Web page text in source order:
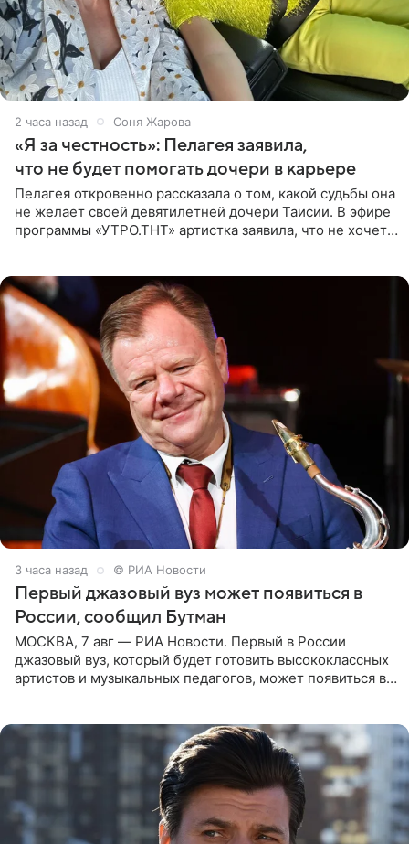
2 часа назад Соня Жарова
«Я за честность»: Пелагея заявила,
что не будет помогать дочери в карьере
Пелагея откровенно рассказала о том, какой судьбы она
не желает своей девятилетней дочери Таисии. В эфире
программы «УТРО.ТНТ» артистка заявила, что не хочет
3 часа назад © РИА Новости
Первый джазовый вуз может появиться в
России, сообщил Бутман
МОСКВА, 7 авг — РИА Новости. Первый в России
джазовый вуз, который будет готовить высококлассных
артистов и музыкальных педагогов, может появиться в